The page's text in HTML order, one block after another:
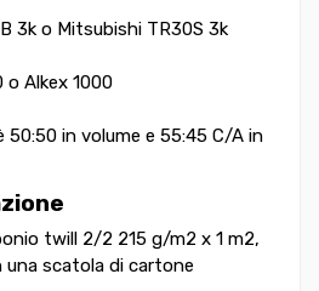
3k o Mitsubishi TR30S 3k
o Alkex 1000
50:50 in volume e 55:45 C/A in
twill 2/2 215 g/m2 x 1 m2,
scatola di cartone